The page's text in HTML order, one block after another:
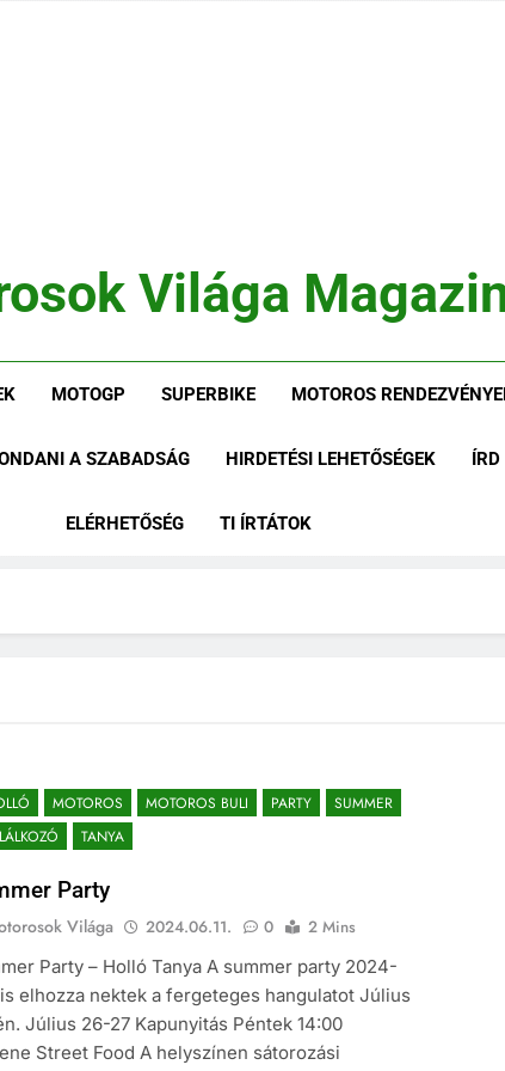
Világa
MOTOGP SUPERBIKE MOTOROS
A SZABADSÁG HIRDETÉSI LEHETŐSÉGEK
ELÉRHETŐSÉG TI ÍRTÁTOK
MOTOROS MOTOROS BULI PARTY
SUMMER
TANYA
Party
Világa 2024.06.11. 0
2 Mins
Party – Holló Tanya A summer party 2024-
elhozza nektek a fergeteges hangulatot Július
Július 26-27 Kapunyitás Péntek 14:00
Street Food A helyszínen sátorozási